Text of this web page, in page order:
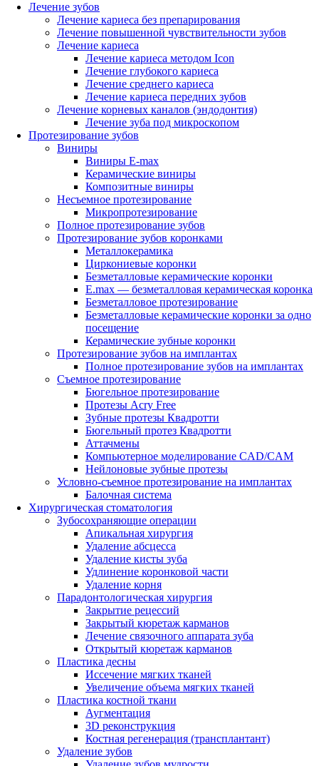
Лечение зубов
Лечение кариеса без препарирования
Лечение повышенной чувствительности зубов
Лечение кариеса
Лечение кариеса методом Icon
Лечение глубокого кариеса
Лечение среднего кариеса
Лечение кариеса передних зубов
Лечение корневых каналов (эндодонтия)
Лечение зуба под микроскопом
Протезирование зубов
Виниры
Виниры E-max
Керамические виниры
Композитные виниры
Несъемное протезирование
Микропротезирование
Полное протезирование зубов
Протезирование зубов коронками
Металлокерамика
Циркониевые коронки
Безметалловые керамические коронки
E.max — безметалловая керамическая коронка
Безметалловое протезирование
Безметалловые керамические коронки за одно
посещение
Керамические зубные коронки
Протезирование зубов на имплантах
Полное протезирование зубов на имплантах
Съемное протезирование
Бюгельное протезирование
Протезы Acry Free
Зубные протезы Квадротти
Бюгельный протез Квадротти
Аттачмены
Компьютерное моделирование CAD/CAM
Нейлоновые зубные протезы
Условно-съемное протезирование на имплантах
Балочная система
Хирургическая стоматология
Зубосохраняющие операции
Апикальная хирургия
Удаление абсцесса
Удаление кисты зуба
Удлинение коронковой части
Удаление корня
Парадонтологическая хирургия
Закрытие рецессий
Закрытый кюретаж карманов
Лечение связочного аппарата зуба
Открытый кюретаж карманов
Пластика десны
Иссечение мягких тканей
Увеличение объема мягких тканей
Пластика костной ткани
Аугментация
3D реконструкция
Костная регенерация (трансплантант)
Удаление зубов